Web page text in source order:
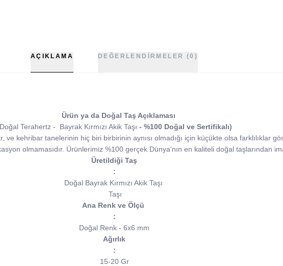
AÇIKLAMA DEĞERLENDIRMELER (0)
Ürün ya da Doğal Taş Açıklaması
Terahertz - Bayrak Kırmızı Akik Taşı - %100 Doğal ve Sertifikalı)
kehribar tanelerinin hiç biri birbirinin aynısı olmadığı için küçükte olsa farklılıklar
olmamasıdır. Ürünlerimiz %100 gerçek Dünya'nın en kaliteli doğal taşlarından
Üretildiği Taş
:
Doğal Bayrak Kırmızı Akik Taşı
Taşı
Ana Renk ve Ölçü
:
Doğal Renk - 6x6 mm
Ağırlık
:
15-20 Gr